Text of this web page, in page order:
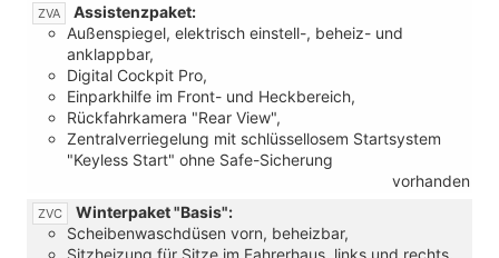
ZVA
Assistenzpaket:
Außenspiegel, elektrisch einstell-, beheiz- und
anklappbar,
Digital Cockpit Pro,
Einparkhilfe im Front- und Heckbereich,
Rückfahrkamera "Rear View",
Zentralverriegelung mit schlüssellosem Startsystem
"Keyless Start" ohne Safe-Sicherung
vorhanden
ZVC
Winterpaket "Basis":
Scheibenwaschdüsen vorn, beheizbar,
Sitzheizung für Sitze im Fahrerhaus, links und rechts,